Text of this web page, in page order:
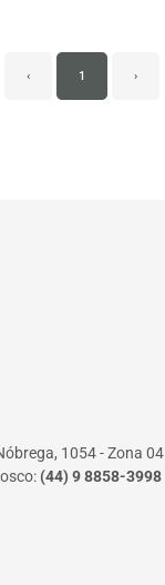
‹ 1 ›
1054 - Zona 04
(44) 9 8858-3998